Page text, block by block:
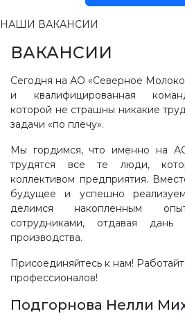
НАШИ ВАКАНСИИ
ВАКАНСИИ
Сегодня на АО «Северное
и квалифицированная
которой не страшны никакие
задачи «по плечу».
Мы гордимся, что именно на
трудятся все те люди,
коллективом предприятия.
будущее и успешно
делимся накопленным
сотрудниками, отдавая дань
производства.
Присоединяйтесь к нам!
профессионалов!
Подгорнова Нелли